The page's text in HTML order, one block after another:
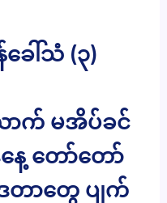
ေါ်သံ (၃)
က် မအိပ်ခင်
ေ့ တော်တော်
တာတွေ ပျက်